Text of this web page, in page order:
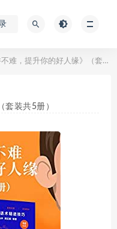
难，提升你的好人缘》（套装共5册）
套装共5册）